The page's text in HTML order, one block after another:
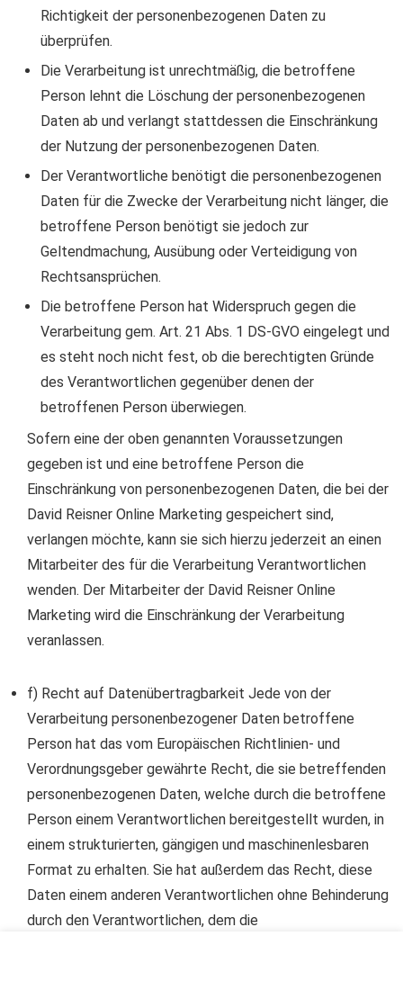
Richtigkeit der personenbezogenen Daten zu
überprüfen.
Die Verarbeitung ist unrechtmäßig, die betroffene
Person lehnt die Löschung der personenbezogenen
Daten ab und verlangt stattdessen die Einschränkung
der Nutzung der personenbezogenen Daten.
Der Verantwortliche benötigt die personenbezogenen
Daten für die Zwecke der Verarbeitung nicht länger, die
betroffene Person benötigt sie jedoch zur
Geltendmachung, Ausübung oder Verteidigung von
Rechtsansprüchen.
Die betroffene Person hat Widerspruch gegen die
Verarbeitung gem. Art. 21 Abs. 1 DS-GVO eingelegt und
es steht noch nicht fest, ob die berechtigten Gründe
des Verantwortlichen gegenüber denen der
betroffenen Person überwiegen.
Sofern eine der oben genannten Voraussetzungen
gegeben ist und eine betroffene Person die
Einschränkung von personenbezogenen Daten, die bei der
David Reisner Online Marketing gespeichert sind,
verlangen möchte, kann sie sich hierzu jederzeit an einen
Mitarbeiter des für die Verarbeitung Verantwortlichen
wenden. Der Mitarbeiter der David Reisner Online
Marketing wird die Einschränkung der Verarbeitung
veranlassen.
f) Recht auf Datenübertragbarkeit Jede von der
Verarbeitung personenbezogener Daten betroffene
Person hat das vom Europäischen Richtlinien- und
Verordnungsgeber gewährte Recht, die sie betreffenden
personenbezogenen Daten, welche durch die betroffene
Person einem Verantwortlichen bereitgestellt wurden, in
einem strukturierten, gängigen und maschinenlesbaren
Format zu erhalten. Sie hat außerdem das Recht, diese
Daten einem anderen Verantwortlichen ohne Behinderung
durch den Verantwortlichen, dem die